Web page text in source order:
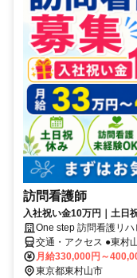
訪問看護師
入社祝い金10万円｜土日
One step 訪問看護リ
交通・アクセス ●東村
月給330,000円～
東京都東村山市